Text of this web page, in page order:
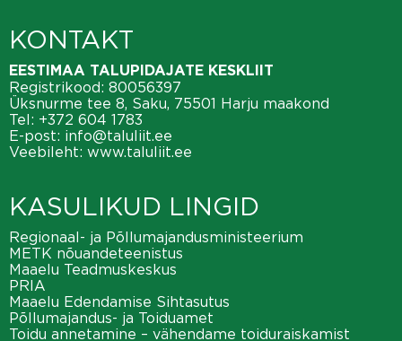
KONTAKT
EESTIMAA TALUPIDAJATE KESKLIIT
Registrikood: 80056397
Üksnurme tee 8, Saku, 75501 Harju maakond
Tel: +372 604 1783
E-post: info@taluliit.ee
Veebileht: www.taluliit.ee
KASULIKUD LINGID
Regionaal- ja Põllumajandusministeerium
METK nõuandeteenistus
Maaelu Teadmuskeskus
PRIA
Maaelu Edendamise Sihtasutus
Põllumajandus- ja Toiduamet
Toidu annetamine – vähendame toiduraiskamist